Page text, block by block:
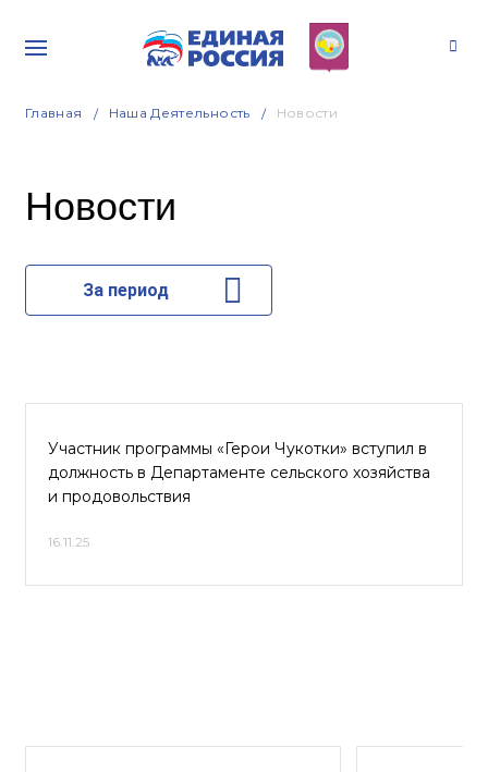
Главная Наша Деятельность Новости
Новости
За период
Участник программы «Герои Чукотки» вступил в
должность в Департаменте сельского хозяйства
и продовольствия
16.11.25